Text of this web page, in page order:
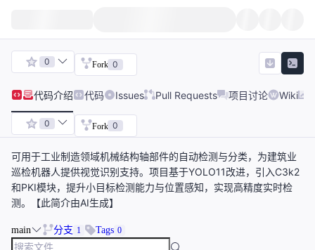
0 Fork 0
代码介绍 代码 Issues Pull Requests 项目讨论 Wiki
0 Fork 0
可用于工业制造领域机械结构轴部件的自动检测与分类，为建筑业
巡检机器人提供视觉识别支持。项目基于YOLO11改进，引入C3k2
和PKI模块，提升小目标检测能力与位置感知，实现高精度实时检
测。【此简介由AI生成】
main 分支 1 Tags 0